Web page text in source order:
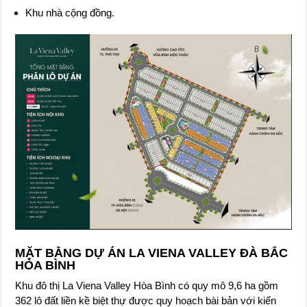
Khu nhà cộng đồng.
MẶT BẰNG DỰ ÁN LA VIENA VALLEY ĐÀ BẮC
HÒA BÌNH
Khu đô thị La Viena Valley Hòa Bình có quy mô 9,6 ha gồm
362 lô đất liền kề biệt thự được quy hoạch bài bản với kiến